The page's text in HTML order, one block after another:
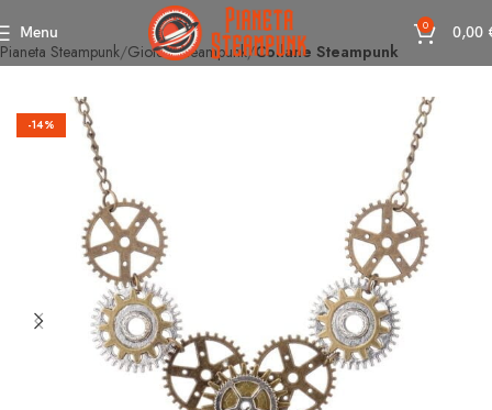
Menu 0 0,00
Pianeta Steampunk Gioielli Steampunk Collane Steampunk
-14%